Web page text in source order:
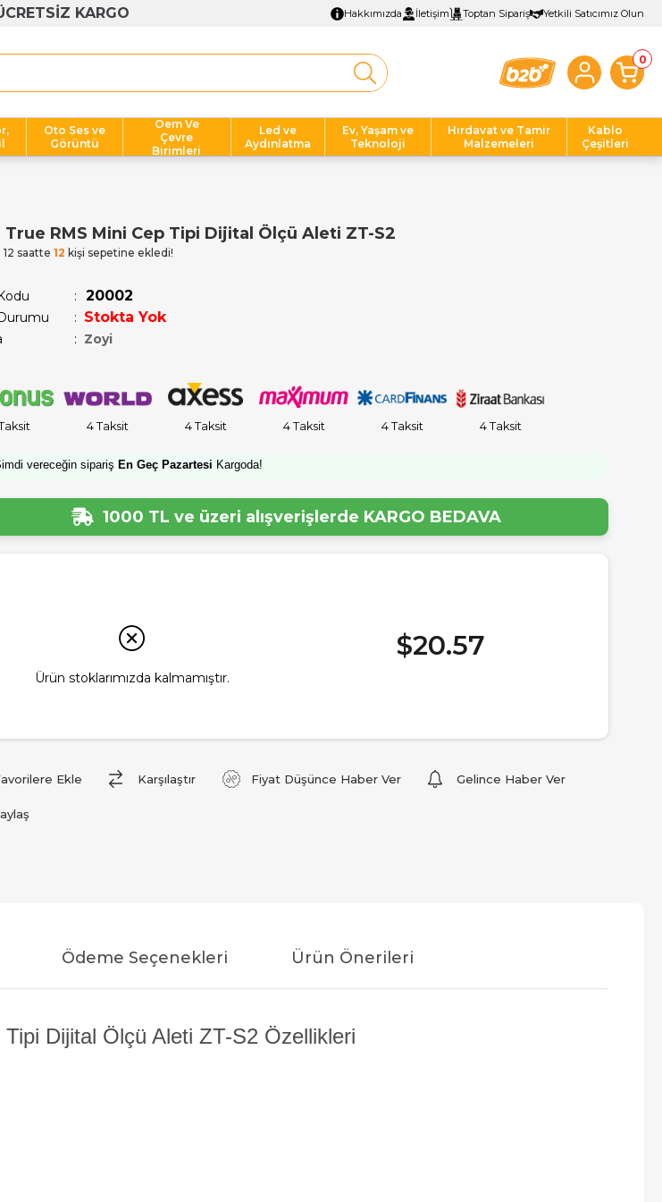
KARGO Hakkımızda İletişim Toptan Sipariş Yetkili Satıcımız Olun
0
Oto Ses ve
Görüntü
Oem Ve
Çevre
Birimleri
Led ve
Aydınlatma
Ev, Yaşam ve
Teknoloji
Hırdavat ve Tamir
Malzemeleri
Kablo
Çeşitleri
True RMS Mini Cep Tipi Dijital Ölçü Aleti ZT-S2
12 saatte 12 kişi sepetine ekledi!
20002
: Stokta Yok
: Zoyi
4 Taksit 4 Taksit 4 Taksit 4 Taksit 4 Taksit
vereceğin sipariş En Geç Pazartesi Kargoda!
1000 TL ve üzeri alışverişlerde KARGO BEDAVA
Ürün stoklarımızda kalmamıştır.
$20.57
Ekle Karşılaştır Fiyat Düşünce Haber Ver Gelince Haber Ver
Ödeme Seçenekleri Ürün Önerileri
Dijital Ölçü Aleti ZT-S2 Özellikleri